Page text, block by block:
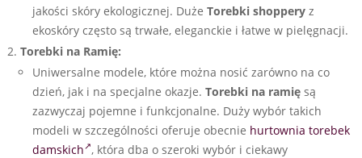
jakości skóry ekologicznej. Duże Torebki shoppery z
ekoskóry często są trwałe, eleganckie i łatwe w pielęgnacji.
Torebki na Ramię:
Uniwersalne modele, które można nosić zarówno na co
dzień, jak i na specjalne okazje. Torebki na ramię są
zazwyczaj pojemne i funkcjonalne. Duży wybór takich
modeli w szczególności oferuje obecnie hurtownia torebek
damskich , która dba o szeroki wybór i ciekawy